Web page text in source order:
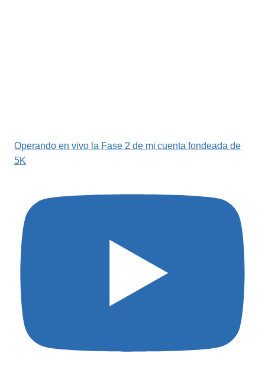
Operando en vivo la Fase 2 de mi cuenta fondeada de
5K